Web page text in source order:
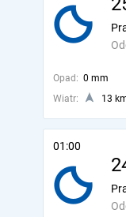
Opad: 0 mm
Wiatr:
13
01:00